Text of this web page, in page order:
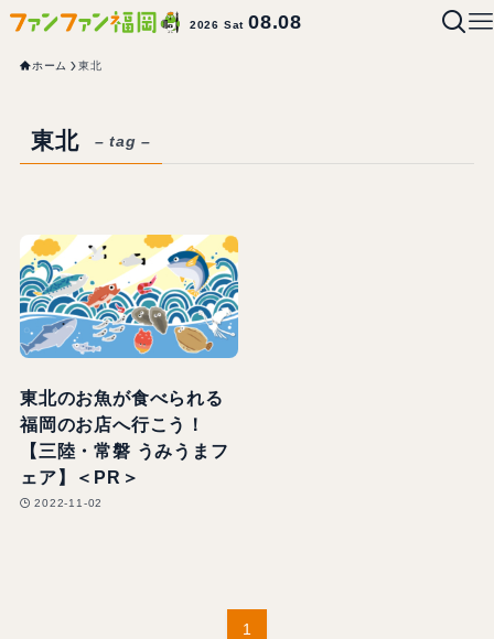
2026 Sat08.08
ホーム 東北
東北 – tag –
東北のお魚が食べられる
福岡のお店へ行こう！
【三陸・常磐 うみうまフ
ェア】＜PR＞
2022-11-02
1